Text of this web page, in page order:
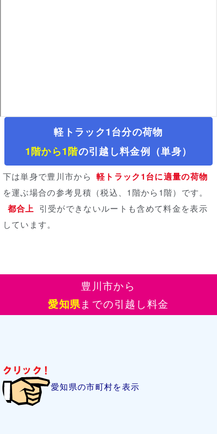
軽トラック1台分の荷物
1階から1階の引越し料金例（単身）
下は単身で豊川市から 軽トラック1台に適量の荷物
を運ぶ場合の参考見積（税込、1階から1階） です。
都合上 引受ができないルートも含めて料金を表示
しています。
豊川市から
愛知県までの引越し料金
愛知県の市町村を表示